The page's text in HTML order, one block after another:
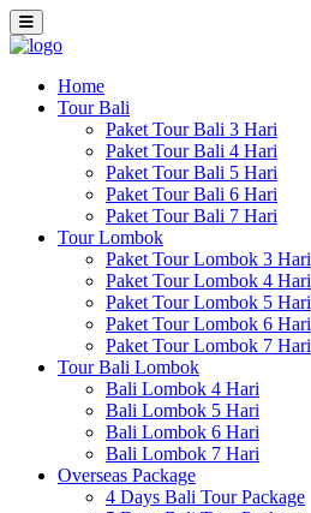
Home
Tour Bali
Paket Tour Bali 3 Hari
Paket Tour Bali 4 Hari
Paket Tour Bali 5 Hari
Paket Tour Bali 6 Hari
Paket Tour Bali 7 Hari
Tour Lombok
Paket Tour Lombok 3 Hari
Paket Tour Lombok 4 Hari
Paket Tour Lombok 5 Hari
Paket Tour Lombok 6 Hari
Paket Tour Lombok 7 Hari
Tour Bali Lombok
Bali Lombok 4 Hari
Bali Lombok 5 Hari
Bali Lombok 6 Hari
Bali Lombok 7 Hari
Overseas Package
4 Days Bali Tour Package